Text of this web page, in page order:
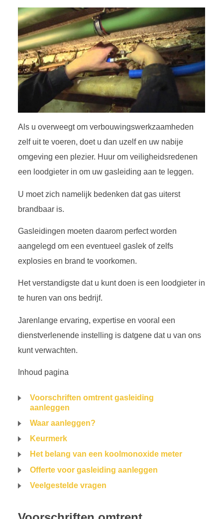
Als u overweegt om verbouwingswerkzaamheden
zelf uit te voeren, doet u dan uzelf en uw nabije
omgeving een plezier. Huur om veiligheidsredenen
een loodgieter in om uw gasleiding aan te leggen.
U moet zich namelijk bedenken dat gas uiterst
brandbaar is.
Gasleidingen moeten daarom perfect worden
aangelegd om een eventueel gaslek of zelfs
explosies en brand te voorkomen.
Het verstandigste dat u kunt doen is een loodgieter in
te huren van ons bedrijf.
Jarenlange ervaring, expertise en vooral een
dienstverlenende instelling is datgene dat u van ons
kunt verwachten.
Inhoud pagina
Voorschriften omtrent gasleiding
aanleggen
Waar aanleggen?
Keurmerk
Het belang van een koolmonoxide meter
Offerte voor gasleiding aanleggen
Veelgestelde vragen